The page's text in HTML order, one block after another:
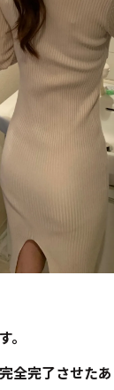
。
全完了させた